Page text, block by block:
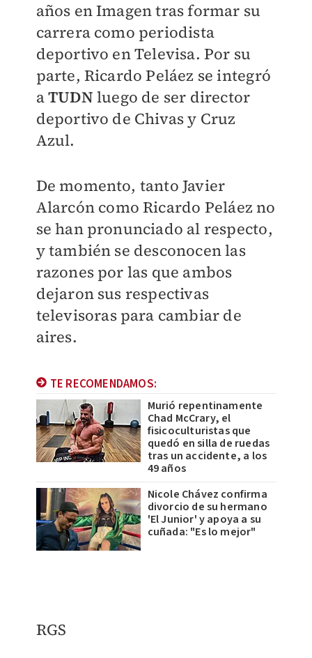
años en Imagen tras formar su
carrera como periodista
deportivo en Televisa. Por su
parte, Ricardo Peláez se integró
aTUDN luego de ser director
deportivo de Chivas y Cruz
Azul.
De momento, tanto Javier
Alarcón como Ricardo Peláez no
se han pronunciado al respecto,
y también se desconocen las
razones por las que ambos
dejaron sus respectivas
televisoras para cambiar de
aires.
TE RECOMENDAMOS:
Murió repentinamente
Chad McCrary, el
fisicoculturistas que
quedó en silla de ruedas
tras un accidente, a los
49 años
Nicole Chávez confirma
divorcio de su hermano
'El Junior' y apoya a su
cuñada: "Es lo mejor"
RGS